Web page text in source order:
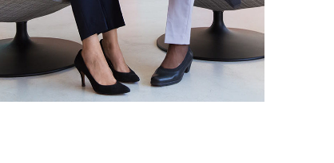
App for Health
DEVELOPMENT